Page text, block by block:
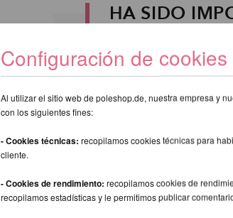
HA SIDO
Buscar:
Atrás
Configuración de cookies
Al utilizar el sitio web de poleshop.de, nuestra empresa y
con los siguientes fines:
- Cookies técnicas: recopilamos cookies técnicas para
cliente.
- Cookies de rendimiento: recopilamos cookies de
recopilamos estadísticas y le permitimos publicar